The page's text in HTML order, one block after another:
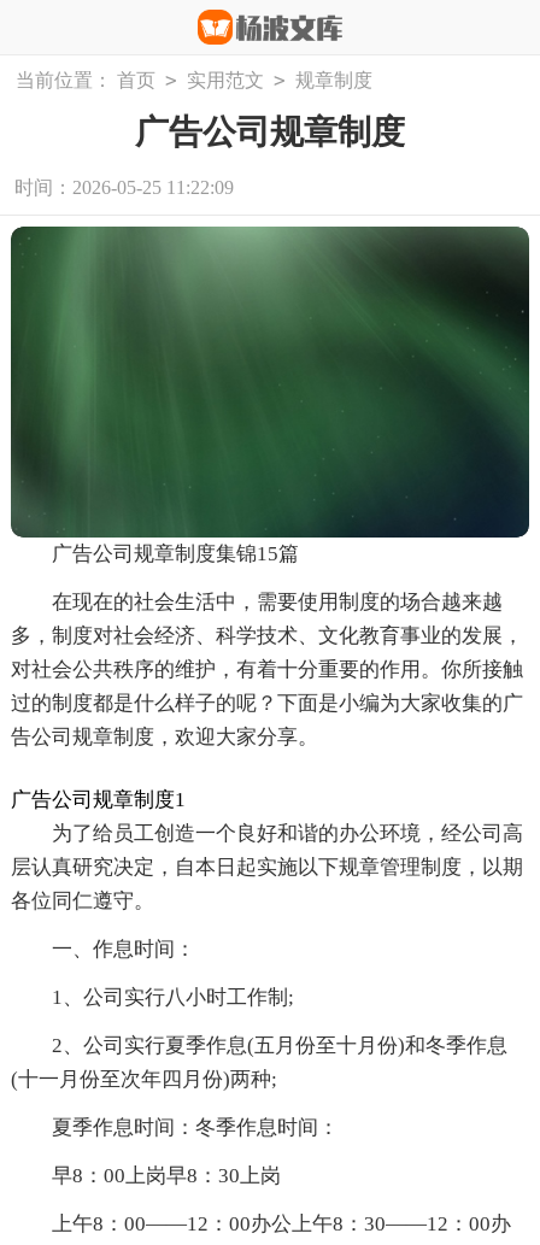
当前位置： 首页 > 实用范文 > 规章制度
广告公司规章制度
时间：2026-05-25 11:22:09
广告公司规章制度集锦15篇
在现在的社会生活中，需要使用制度的场合越来越
多，制度对社会经济、科学技术、文化教育事业的发展，
对社会公共秩序的维护，有着十分重要的作用。你所接触
过的制度都是什么样子的呢？下面是小编为大家收集的广
告公司规章制度，欢迎大家分享。
广告公司规章制度1
为了给员工创造一个良好和谐的办公环境，经公司高
层认真研究决定，自本日起实施以下规章管理制度，以期
各位同仁遵守。
一、作息时间：
1、公司实行八小时工作制;
2、公司实行夏季作息(五月份至十月份)和冬季作息
(十一月份至次年四月份)两种;
夏季作息时间：冬季作息时间：
早8：00上岗早8：30上岗
上午8：00——12：00办公上午8：30——12：00办